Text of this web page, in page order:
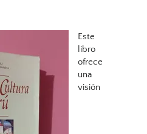
Este
libro
ofrece
una
visión